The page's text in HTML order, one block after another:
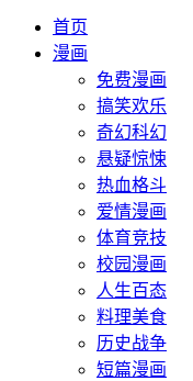
首页
漫画
免费漫画
搞笑欢乐
奇幻科幻
悬疑惊悚
热血格斗
爱情漫画
体育竞技
校园漫画
人生百态
料理美食
历史战争
短篇漫画